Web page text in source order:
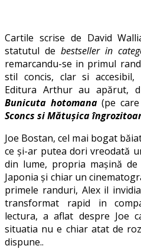
Cartile scrise de David
statutul de bestseller in
remarcandu-se in primul
stil concis, clar si
Editura Arthur au apărut,
Bunicuta hotomana(pe
Sconcs si Mătușica
Joe Bostan, cel mai bogat
ce şi-ar putea dori vreodată
din lume, propria maşină
Japonia şi chiar un
primele randuri, Alex il
transformat rapid in
lectura, a aflat despre Joe
situatia nu e chiar atat de
dispune..